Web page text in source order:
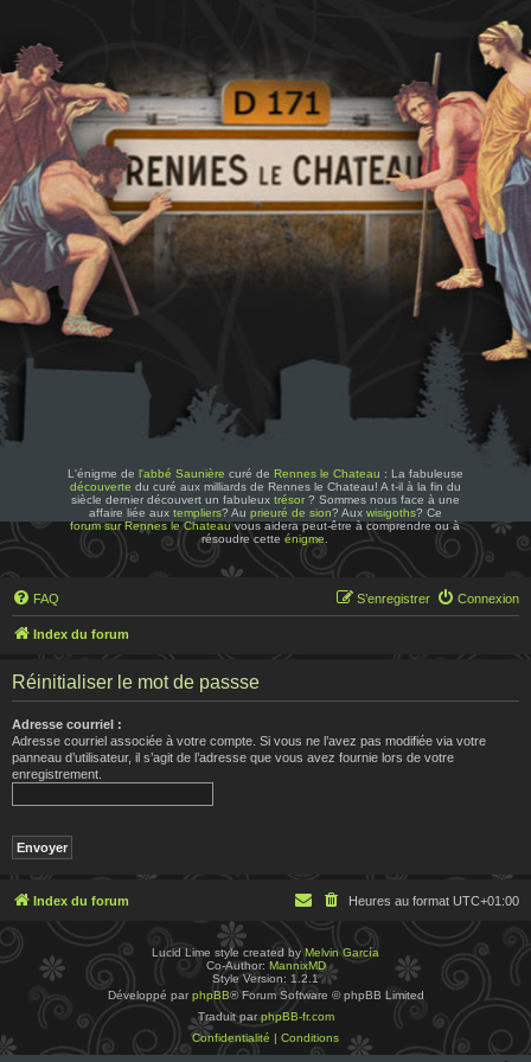
L'énigme de l'abbé Saunière curé de Rennes le Chateau : La fabuleuse
découverte du curé aux milliards de Rennes le Chateau! A t-il à la fin du
siècle dernier découvert un fabuleux trésor? Sommes nous face à une
affaire liée aux templiers? Au prieuré de sion? Aux wisigoths? Ce
forum sur Rennes le Chateauvous aidera peut-être à comprendre ou à
résoudre cetteénigme
FAQ Connexion
S’enregistrer
Index du forum
Réinitialiser le mot de passse
Adresse courriel :
Adresse courriel associée à votre compte. Si vous ne l’avez pas modifiée via votre
panneau d’utilisateur, il s’agit de l’adresse que vous avez fournie lors de votre
enregistrement.
Index du forum Heures au format UTC+01:00
Lucid Lime style created byMelvin García
Co-Author: MannixMD
Style Version: 1.2.1
Développé par phpBB® Forum Software © phpBB Limited
Traduit parphpBB-fr.com
Confidentialité | Conditions